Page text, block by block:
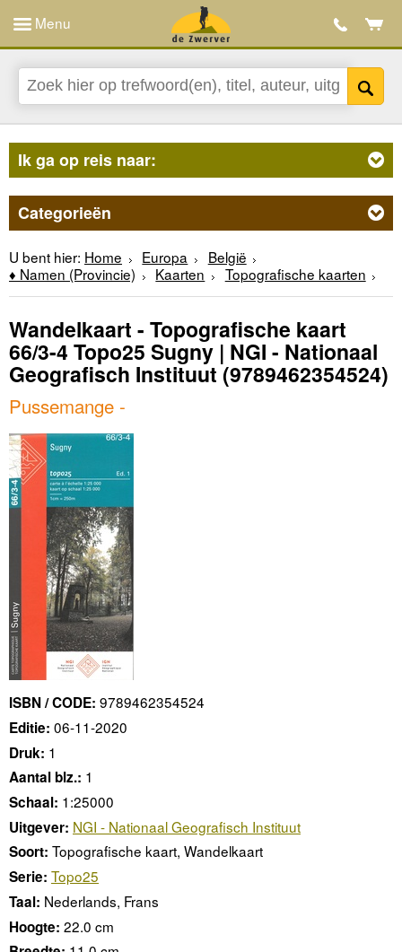
Menu
Ik ga op reis naar:
Categorieën
U bent hier: Home Europa
België
♦ Namen (Provincie)
Kaarten Topografische kaarten
Wandelkaart - Topografische kaart
66/3-4 Topo25 Sugny | NGI - Nationaal
Geografisch Instituut(9789462354524)
Pussemange -
ISBN / CODE: 9789462354524
Editie: 06-11-2020
Druk: 1
Aantal blz.: 1
Schaal: 1:25000
Uitgever: NGI - Nationaal Geografisch Instituut
Soort: Topografische kaart, Wandelkaart
Serie: Topo25
Taal: Nederlands, Frans
Hoogte: 22.0 cm